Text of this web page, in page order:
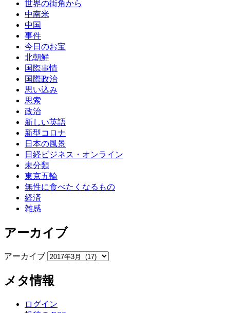
世界の街角から
中南米
中国
事件
今日のお宝
北朝鮮
国際事情
国際政治
思い込み
思索
政治
新しい英語
新型コロナ
日本の風景
日経ビジネス・オンライン
未分類
東京五輪
無性に食べたくなるもの
経済
雑感
アーカイブ
アーカイブ
メタ情報
ログイン